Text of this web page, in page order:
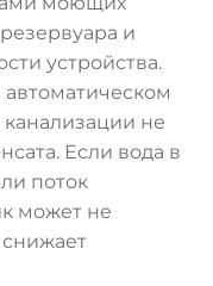
и
устройства.
не
Если вода в
поток
может не
снижает